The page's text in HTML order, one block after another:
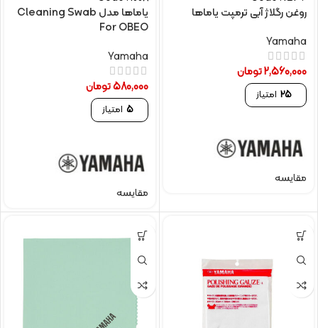
روغن رگلاژ آبی ترمپت یاماها
Yamaha
2,560,000تومان
25 امتیاز
مقایسه
یاماها مدل Cleaning Swab
For OBEO
Yamaha
580,000تومان
5 امتیاز
مقایسه